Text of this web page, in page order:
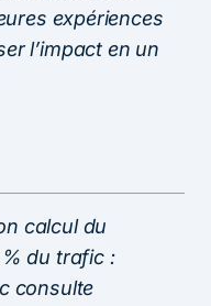
expériences
l’impact en un
calcul du
du trafic :
consulte